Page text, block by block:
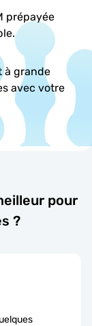
prépayée
à grande
avec votre
pour
?